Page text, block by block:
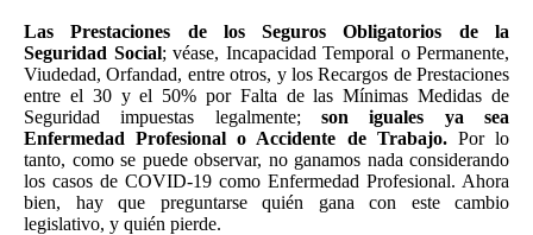
Las Prestaciones de los Seguros Obligatorios de la
Seguridad Social; véase, Incapacidad Temporal o Permanente,
Viudedad, Orfandad, entre otros, y los Recargos de Prestaciones
entre el 30 y el 50% por Falta de las Mínimas Medidas de
Seguridad impuestas legalmente; son iguales ya sea
Enfermedad Profesional o Accidente de Trabajo.Por lo
tanto, como se puede observar, no ganamos nada considerando
los casos de COVID-19 como Enfermedad Profesional. Ahora
bien, hay que preguntarse quién gana con este cambio
legislativo, y quién pierde.